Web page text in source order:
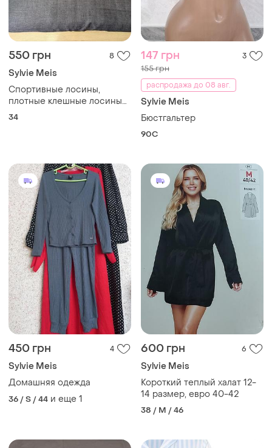
550 грн 8
Sylvie Meis
Спортивные лосины,
плотные клешные лосины
sylvie meis
34
147 грн 3
155 грн
распродажа до 08 авг.
Sylvie Meis
Бюстгальтер
90C
450 грн 4
Sylvie Meis
Домашняя одежда
36 / S / 44 и еще 1
600 грн 6
Sylvie Meis
Короткий теплый халат 12-
14 размер, евро 40-42
38 / M / 46